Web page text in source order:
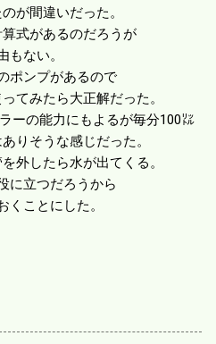
が間違いだった。
式があるのだろうが
もない。
ポンプがあるので
てみたら大正解だった。
ーの能力にもよるが毎分100㍑
りそうな感じだった。
外したら水が出てくる。
に立つだろうから
くことにした。